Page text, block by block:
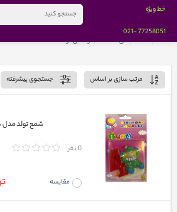
خط ویژه
77258051
-021
خانه
دسته بندی کالاها وسایل تولد
مرتب سازی بر اساس جستجوی پیشرفته
شمع تولد مدل
0 نفر
مقایسه